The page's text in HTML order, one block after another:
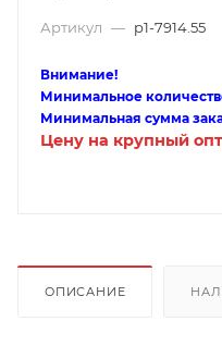
Артикул — p1-7914.55
Внимание!
Минимальное
Минимальная сумма
Цену на крупный
ОПИСАНИЕ